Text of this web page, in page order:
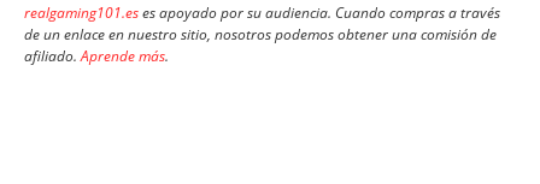
realgaming101.eses apoyado por su audiencia. Cuando compras a través
de un enlace en nuestro sitio, nosotros podemos obtener una comisión de
afiliado.Aprende más.